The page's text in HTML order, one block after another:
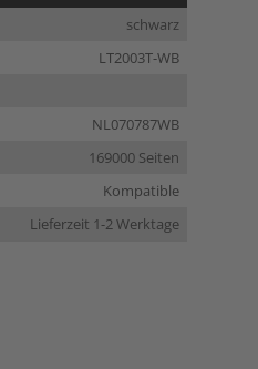
schwarz
LT2003T-WB
NL070787WB
169000 Seiten
Kompatible
Lieferzeit 1-2 Werktage